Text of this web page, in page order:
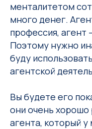
менталитетом
много денег.
профессия, агент
Поэтому нужно
буду
агентской
Вы будете его
они очень хорошо
агента, который